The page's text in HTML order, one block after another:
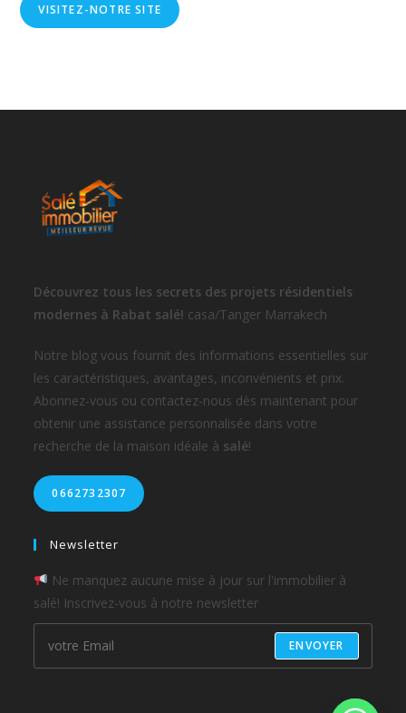
VISITEZ-NOTRE SITE
Découvrez tous les secrets des projets résidentiels
modernes à Rabat salé! casa/Tanger Marrakech
Notre blog vous fournit des informations essentielles sur
les caractéristiques, avantages, inconvénients et prix.
Abonnez-vous ou contactez-nous dès maintenant pour
obtenir une assistance personnalisée dans votre
recherche de la maison idéale à salé!
0662732307
Newsletter
Ne manquez aucune mise à jour sur l'immobilier à
salé! Inscrivez-vous à notre newsletter
ENVOYER